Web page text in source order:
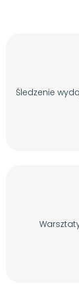
Śledzenie